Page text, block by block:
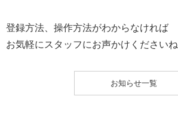
登録方法、操作方法がわからなければ
お気軽にスタッフにお声かけくださいね
お知らせ一覧